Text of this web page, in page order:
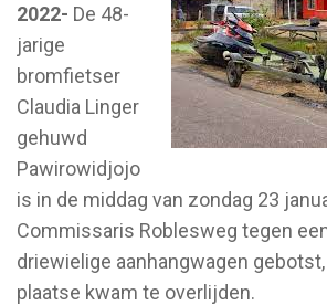
2022- De 48-
jarige
bromfietser
Claudia Linger
gehuwd
Pawirowidjojo
is in de middag van zondag 23
Commissaris Roblesweg tegen
driewielige aanhangwagen
plaatse kwam te overlijden.